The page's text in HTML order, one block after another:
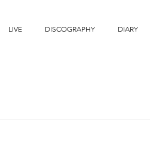
LIVE DISCOGRAPHY DIARY